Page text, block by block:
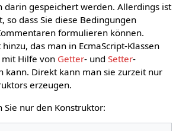
darin gespeichert werden. Allerdings ist
so dass Sie diese Bedingungen
formulieren können.
das man in EcmaScript-Klassen
Hilfe von Getter- und Setter-
kann. Direkt kann man sie zurzeit nur
erzeugen.
nur den Konstruktor: